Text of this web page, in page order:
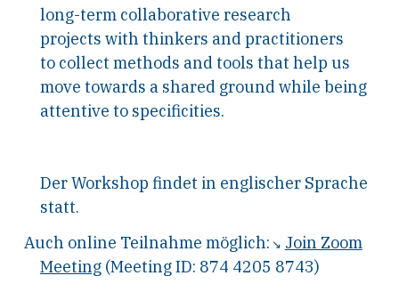
long-term collaborative research
projects with thinkers and practitioners
to collect methods and tools that help us
move towards a shared ground while being
attentive to specificities.
Der Workshop findet in englischer Sprache
statt.
Auch online Teilnahme möglich:
Join Zoom
Meeting (Meeting ID: 874 4205 8743)